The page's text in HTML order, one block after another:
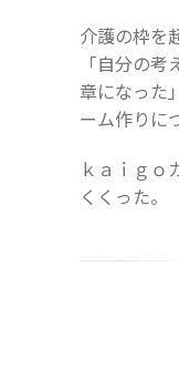
介護の枠を
「自分の
章になった
ーム作りに
ｋａｉｇｏ
くくった。